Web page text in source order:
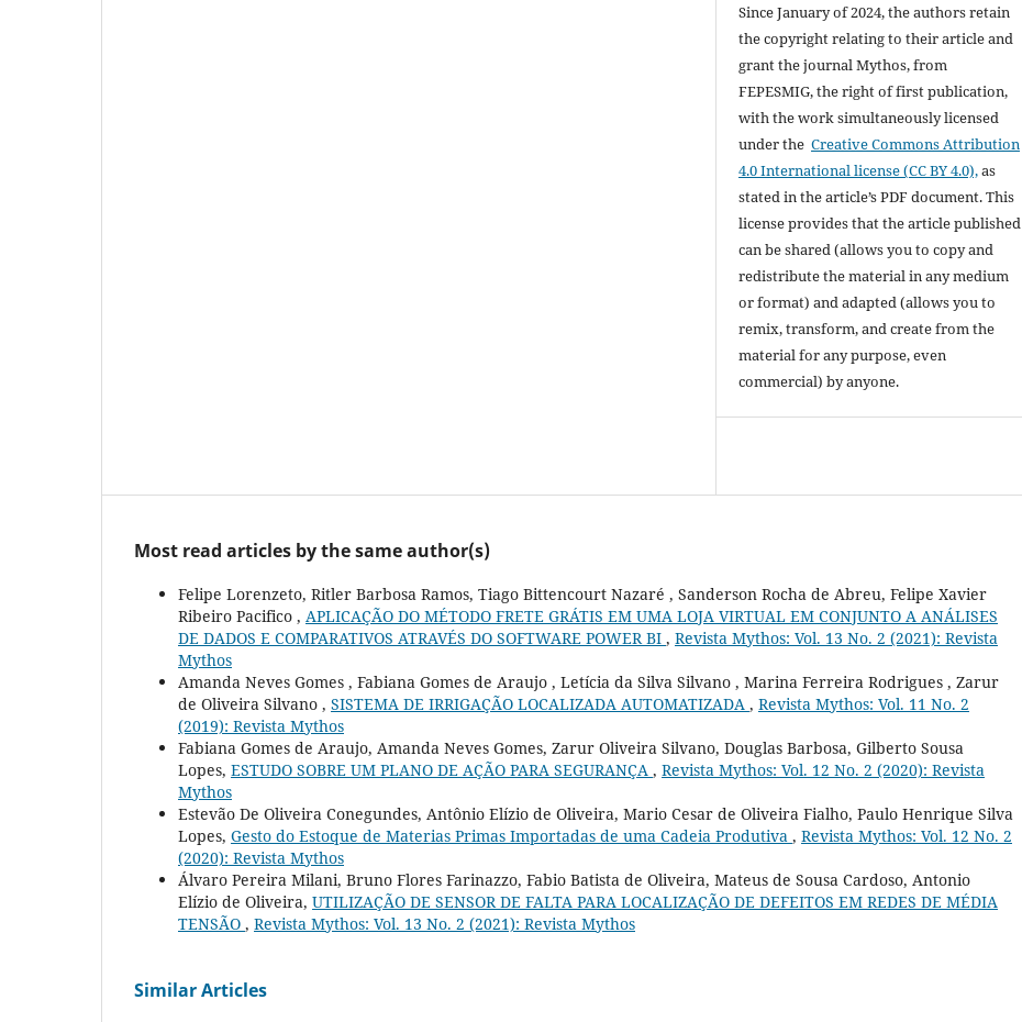
Since January of 2024, the authors retain
the copyright relating to their article and
grant the journal Mythos, from
FEPESMIG, the right of first publication,
with the work simultaneously licensed
under theCreative Commons Attribution
4.0 International license (CC BY 4.0),as
stated in the article’s PDF document. This
license provides that the article published
can be shared (allows you to copy and
redistribute the material in any medium
or format) and adapted (allows you to
remix, transform, and create from the
material for any purpose, even
commercial) by anyone.
Most read articles by the same author(s)
Felipe Lorenzeto, Ritler Barbosa Ramos, Tiago Bittencourt Nazaré , Sanderson Rocha de Abreu, Felipe Xavier
Ribeiro Pacifico , APLICAÇÃO DO MÉTODO FRETE GRÁTIS EM UMA LOJA VIRTUAL EM CONJUNTO A ANÁLISES
DE DADOS E COMPARATIVOS ATRAVÉS DO SOFTWARE POWER BI , Revista Mythos: Vol. 13 No. 2 (2021): Revista
Mythos
Amanda Neves Gomes , Fabiana Gomes de Araujo , Letícia da Silva Silvano , Marina Ferreira Rodrigues , Zarur
de Oliveira Silvano , SISTEMA DE IRRIGAÇÃO LOCALIZADA AUTOMATIZADA , Revista Mythos: Vol. 11 No. 2
(2019): Revista Mythos
Fabiana Gomes de Araujo, Amanda Neves Gomes, Zarur Oliveira Silvano, Douglas Barbosa, Gilberto Sousa
Lopes, ESTUDO SOBRE UM PLANO DE AÇÃO PARA SEGURANÇA , Revista Mythos: Vol. 12 No. 2 (2020): Revista
Mythos
Estevão De Oliveira Conegundes, Antônio Elízio de Oliveira, Mario Cesar de Oliveira Fialho, Paulo Henrique Silva
Lopes, Gesto do Estoque de Materias Primas Importadas de uma Cadeia Produtiva , Revista Mythos: Vol. 12 No. 2
(2020): Revista Mythos
Álvaro Pereira Milani, Bruno Flores Farinazzo, Fabio Batista de Oliveira, Mateus de Sousa Cardoso, Antonio
Elízio de Oliveira, UTILIZAÇÃO DE SENSOR DE FALTA PARA LOCALIZAÇÃO DE DEFEITOS EM REDES DE MÉDIA
TENSÃO , Revista Mythos: Vol. 13 No. 2 (2021): Revista Mythos
Similar Articles